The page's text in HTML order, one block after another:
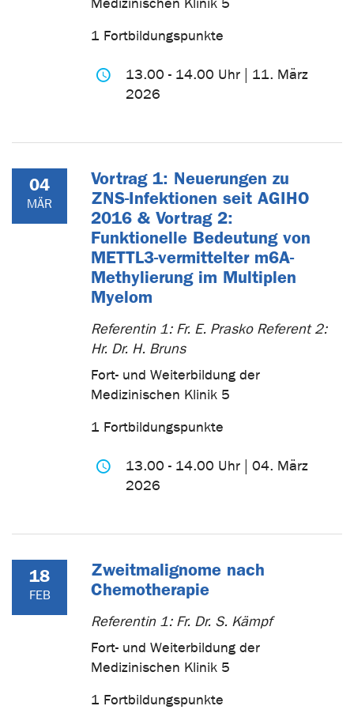
Medizinischen Klinik 5
1 Fortbildungspunkte
13.00 - 14.00 Uhr | 11. März
2026
04
MÄR
Vortrag 1: Neuerungen zu
ZNS-Infektionen seit AGIHO
2016 & Vortrag 2:
Funktionelle Bedeutung von
METTL3-vermittelter m6A-
Methylierung im Multiplen
Myelom
Referentin 1: Fr. E. Prasko Referent 2:
Hr. Dr. H. Bruns
Fort- und Weiterbildung der
Medizinischen Klinik 5
1 Fortbildungspunkte
13.00 - 14.00 Uhr | 04. März
2026
18
FEB
Zweitmalignome nach
Chemotherapie
Referentin 1: Fr. Dr. S. Kämpf
Fort- und Weiterbildung der
Medizinischen Klinik 5
1 Fortbildungspunkte